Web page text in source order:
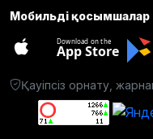
Мобильді қосымшалар
Download on the
App Store
Қауіпсіз орнату,